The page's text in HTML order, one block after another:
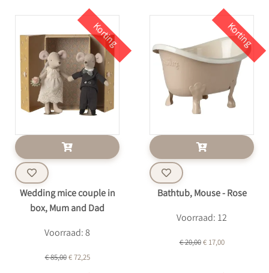
Korting
Wedding mice couple in
box, Mum and Dad
Voorraad: 8
€ 85,00€ 72,25
Korting
Bathtub, Mouse - Rose
Voorraad: 12
€ 20,00€ 17,00